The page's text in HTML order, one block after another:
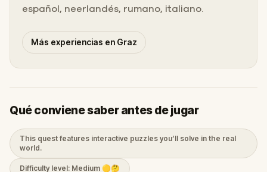
español, neerlandés, rumano, italiano.
Más experiencias en Graz
Qué conviene saber antes de jugar
This quest features interactive puzzles you’ll solve in the real
world.
Difficulty level: Medium 🟡🤔